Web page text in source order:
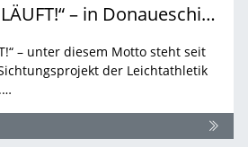
„Meine Schule: LÄUFT!“ – in Donaueschingen
– unter diesem Motto steht seit
der Leichtathletik